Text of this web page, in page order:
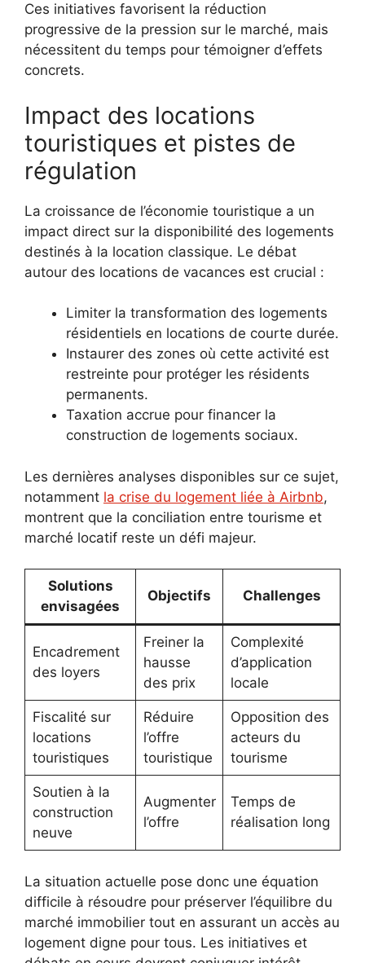
Ces initiatives favorisent la réduction
progressive de la pression sur le marché, mais
nécessitent du temps pour témoigner d’effets
concrets.
Impact des locations
touristiques et pistes de
régulation
La croissance de l’économie touristique a un
impact direct sur la disponibilité des logements
destinés à la location classique. Le débat
autour des locations de vacances est crucial :
Limiter la transformation des logements
résidentiels en locations de courte durée.
Instaurer des zones où cette activité est
restreinte pour protéger les résidents
permanents.
Taxation accrue pour financer la
construction de logements sociaux.
Les dernières analyses disponibles sur ce sujet,
notamment la crise du logement liée à Airbnb,
montrent que la conciliation entre tourisme et
marché locatif reste un défi majeur.
Solutions
envisagées
Objectifs Challenges
Encadrement
des loyers
Freiner la
hausse
des prix
Complexité
d’application
locale
Fiscalité sur
locations
touristiques
Réduire
l’offre
touristique
Opposition des
acteurs du
tourisme
Soutien à la
construction
neuve
Augmenter
l’offre
Temps de
réalisation long
La situation actuelle pose donc une équation
difficile à résoudre pour préserver l’équilibre du
marché immobilier tout en assurant un accès au
logement digne pour tous. Les initiatives et